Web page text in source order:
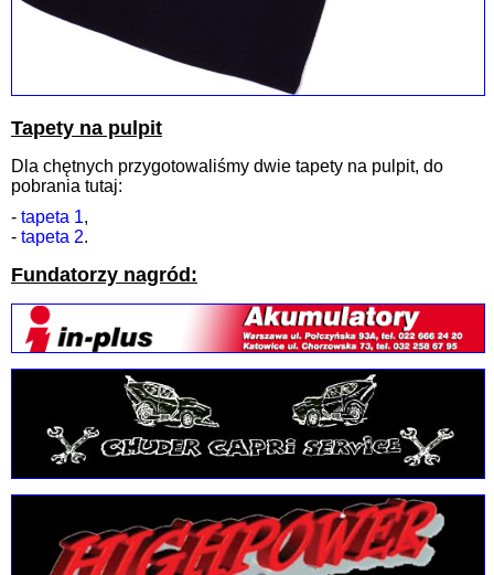
Tapety na pulpit
Dla chętnych przygotowaliśmy dwie tapety na pulpit, do
pobrania tutaj:
- tapeta 1,
- tapeta 2.
Fundatorzy nagród: